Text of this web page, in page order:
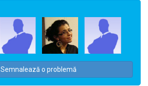
Semnalează o problemă